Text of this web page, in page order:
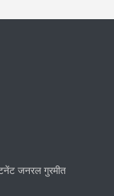
जनरल गुरमीत